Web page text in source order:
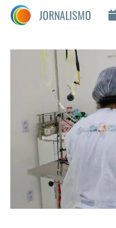
Matérias Exclusivas
JORNALISMO